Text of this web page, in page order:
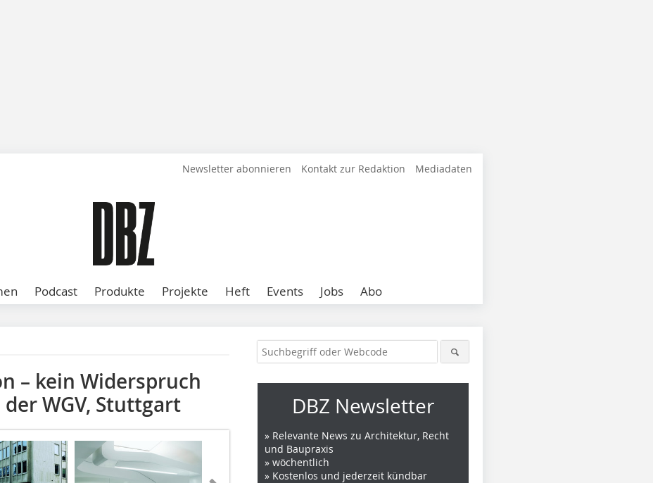
Newsletter abonnieren Kontakt zur Redaktion Mediadaten
Podcast Produkte Projekte Heft Events Jobs Abo
– kein Widerspruch
WGV, Stuttgart
DBZ Newsletter
» Relevante News zu Architektur, Recht
und Baupraxis
» wöchentlich
» Kostenlos und jederzeit kündbar